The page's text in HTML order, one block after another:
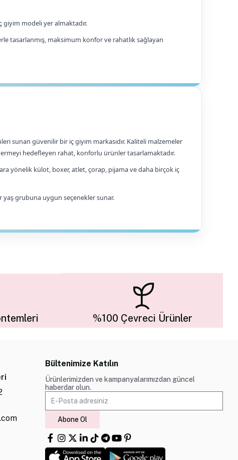
giyim modeli yer almaktadır.
tasarlanmış, maksimum konfor ve rahatlık sağlayan
sunan güvenilir bir iç giyim markasıdır. Kaliteli malzemeler
hedefleyen rahat, konforlu ürünler tasarlamaktadır.
yönelik külot, boxer, atlet, çorap, pijama ve daha birçok iç
yaş grubuna uygun seçenekler sunar.
%100 Çevreci Ürünler
Bültenimize Katılın
Ürünlerimizden ve kampanyalarımızdan güncel
haberdar olun.
Abone Ol